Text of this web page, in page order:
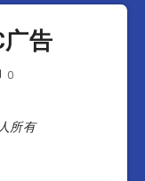
广告
0
所有